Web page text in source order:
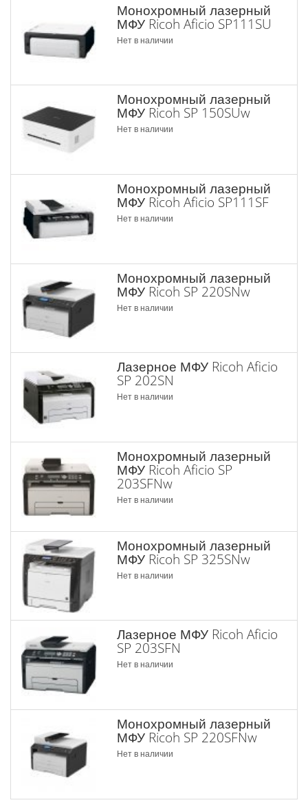
Монохромный лазерный
МФУ Ricoh Aficio SP111SU
Нет в наличии
Монохромный лазерный
МФУ Ricoh SP 150SUw
Нет в наличии
Монохромный лазерный
МФУ Ricoh Aficio SP111SF
Нет в наличии
Монохромный лазерный
МФУ Ricoh SP 220SNw
Нет в наличии
Лазерное МФУ Ricoh Aficio
SP 202SN
Нет в наличии
Монохромный лазерный
МФУ Ricoh Aficio SP
203SFNw
Нет в наличии
Монохромный лазерный
МФУ Ricoh SP 325SNw
Нет в наличии
Лазерное МФУ Ricoh Aficio
SP 203SFN
Нет в наличии
Монохромный лазерный
МФУ Ricoh SP 220SFNw
Нет в наличии